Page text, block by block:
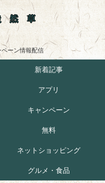
然草
ーン情報配信
新着記事
アプリ
キャンペーン
無料
ネットショッピング
グルメ・食品